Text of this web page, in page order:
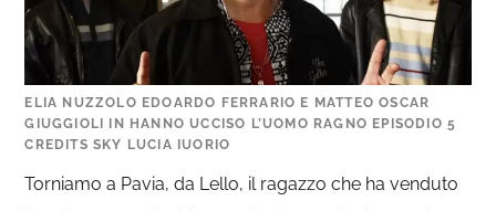
ELIA NUZZOLO EDOARDO FERRARIO E MATTEO OSCAR
GIUGGIOLI IN HANNO UCCISO L’UOMO RAGNO EPISODIO 5
CREDITS SKY LUCIA IUORIO
Torniamo a Pavia, da Lello, il ragazzo che ha venduto